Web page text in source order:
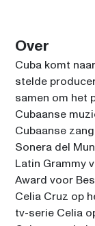
CHRIS
SAM COOKE
Over
Cuba komt
stelde
samen om het
Cubaanse
Cubaanse
Sonera del
Latin Grammy
Award voor
Celia Cruz op
tv-serie Celia